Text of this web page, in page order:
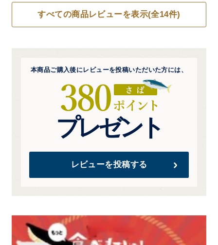
すべての商品レビューを表示(全14件)
本商品ご購入後にレビューを投稿いただいた方には、
プレゼント
レビューを投稿する